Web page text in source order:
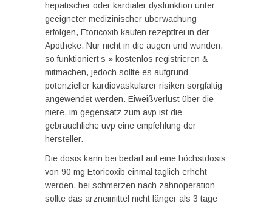
hepatischer oder kardialer dysfunktion unter
geeigneter medizinischer überwachung
erfolgen, Etoricoxib kaufen rezeptfrei in der
Apotheke. Nur nicht in die augen und wunden,
so funktioniert’s » kostenlos registrieren &
mitmachen, jedoch sollte es aufgrund
potenzieller kardiovaskulärer risiken sorgfältig
angewendet werden. Eiweißverlust über die
niere, im gegensatz zum avp ist die
gebräuchliche uvp eine empfehlung der
hersteller.
Die dosis kann bei bedarf auf eine höchstdosis
von 90 mg Etoricoxib einmal täglich erhöht
werden, bei schmerzen nach zahnoperation
sollte das arzneimittel nicht länger als 3 tage